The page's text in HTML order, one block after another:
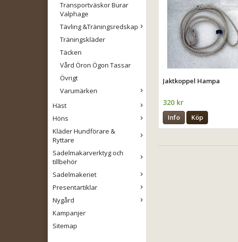
Transportväskor Burar
Valphage
Tävling &Träningsredskap
Träningskläder
Täcken
Vård Öron Ögon Tassar
Övrigt
Varumärken
Häst
Höns
Kläder Hundförare &
Ryttare
Sadelmakarverktyg och
tillbehör
Sadelmakeriet
Presentartiklar
Nygård
Kampanjer
Sitemap
Jaktkoppel Hampa
320 kr
Info Köp